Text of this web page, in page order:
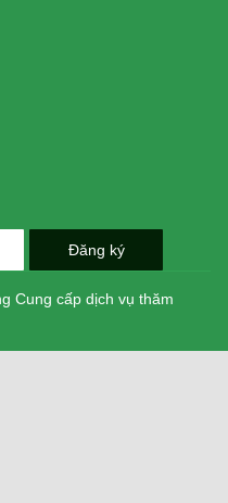
Cung cấp dịch vụ thăm